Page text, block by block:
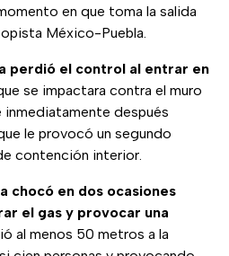
en que toma la salida
México-Puebla.
perdió el control al entrar en
se impactara contra el muro
después
le provocó un segundo
contención interior.
chocó en dos ocasiones
el gas y provocar una
al menos 50 metros a la